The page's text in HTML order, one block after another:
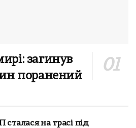
загинув
поранений
сталася на трасі під